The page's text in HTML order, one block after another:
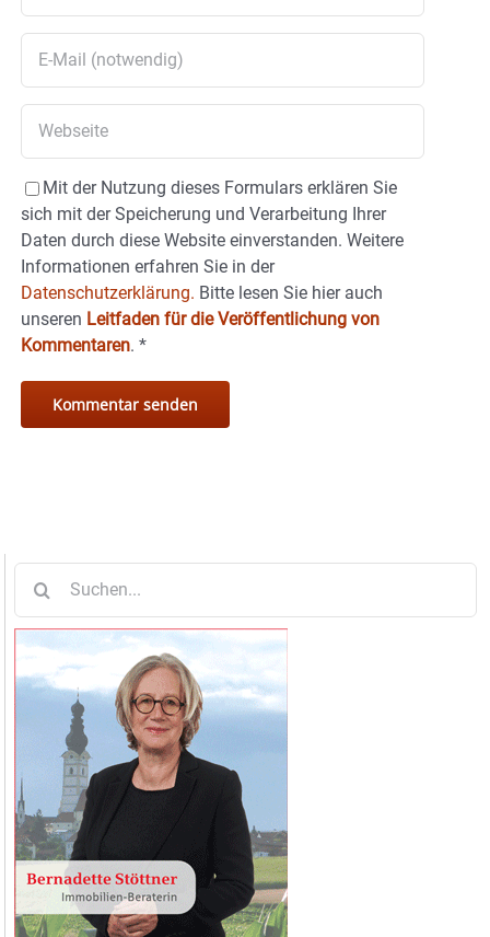
Mit der Nutzung dieses Formulars erklären Sie
sich mit der Speicherung und Verarbeitung Ihrer
Daten durch diese Website einverstanden. Weitere
Informationen erfahren Sie in der
Datenschutzerklärung. Bitte lesen Sie hier auch
unseren Leitfaden für die Veröffentlichung von
Kommentaren. *
nach: